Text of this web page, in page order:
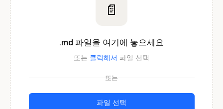
📄
.md 파일을 여기에 놓으세요
또는 클릭해서 파일 선택
또는
파일 선택